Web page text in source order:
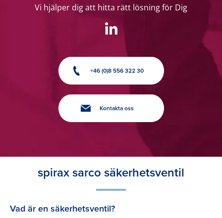
Vi hjälper dig att hitta rätt lösning för Dig
+46 (0)8 556 322 30
Kontakta oss
spirax sarco säkerhetsventil
Vad är en säkerhetsventil?